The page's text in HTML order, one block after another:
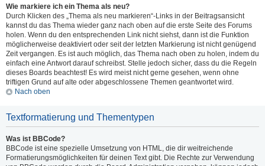
Wie markiere ich ein Thema als neu?
Durch Klicken des „Thema als neu markieren“-Links in der Beitragsansicht
kannst du das Thema wieder ganz nach oben auf die erste Seite des Forums
holen. Wenn du den entsprechenden Link nicht siehst, dann ist die Funktion
möglicherweise deaktiviert oder seit der letzten Markierung ist nicht genügend
Zeit vergangen. Es ist auch möglich, das Thema nach oben zu holen, indem du
einfach eine Antwort darauf schreibst. Stelle jedoch sicher, dass du die Regeln
dieses Boards beachtest! Es wird meist nicht gerne gesehen, wenn ohne
triftigen Grund auf alte oder abgeschlossene Themen geantwortet wird.
Nach oben
Textformatierung und Thementypen
Was ist BBCode?
BBCode ist eine spezielle Umsetzung von HTML, die dir weitreichende
Formatierungsmöglichkeiten für deinen Text gibt. Die Rechte zur Verwendung